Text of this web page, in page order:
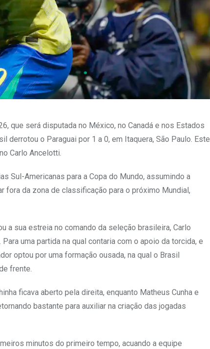
que será disputada no México, no Canadá e nos Estados
derrotou o Paraguai por 1 a 0, em Itaquera, São Paulo. Este
Carlo Ancelotti.
Sul-Americanas para a Copa do Mundo, assumindo a
da zona de classificação para o próximo Mundial,
a sua estreia no comando da seleção brasileira, Carlo
uma partida na qual contaria com o apoio da torcida, e
optou por uma formação ousada, na qual o Brasil
frente.
ficava aberto pela direita, enquanto Matheus Cunha e
bastante para auxiliar na criação das jogadas
minutos do primeiro tempo, acuando a equipe